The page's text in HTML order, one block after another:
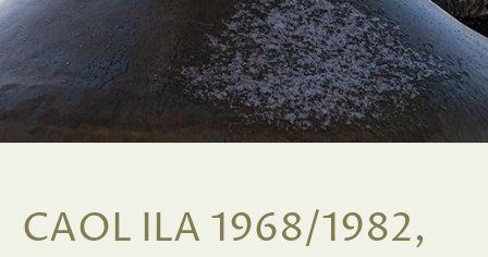
CAOL ILA 1968/1982,